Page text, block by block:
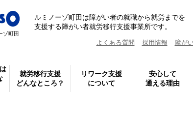
ゾ町田
ルミノーゾ町田は障がい者の就職から就労までを
支援する障がい者就労移行支援事業所です。
よくある質問 採用情報 障が
就労移行支援
どんなところ？
リワーク支援
について
安心して
通える理由